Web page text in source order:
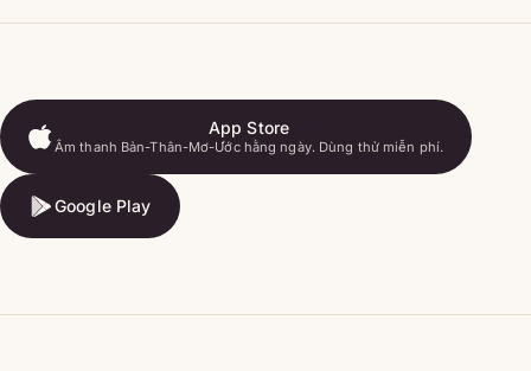
App Store
Âm thanh Bản-Thân-Mơ-Ước hằng ngày. Dùng thử miễn phí.
App Store
Google Play
Google Play